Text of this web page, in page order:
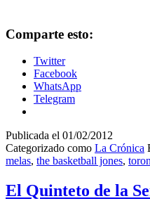
Comparte esto:
Twitter
Facebook
WhatsApp
Telegram
Publicada el 01/02/2012
Categorizado como La Crónica
melas, the basketball jones,
El Quinteto de la